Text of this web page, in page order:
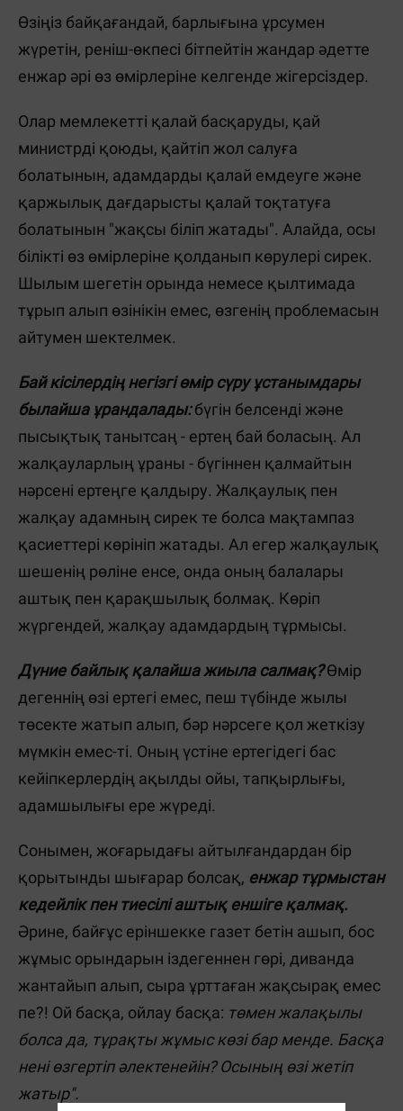
Өзіңіз байқағандай, барлығына ұрсумен
жүретін, реніш-өкпесі бітпейтін жандар әдетте
енжар әрі өз өмірлеріне келгенде жігерсіздер.
Олар мемлекетті қалай басқаруды, қай
министрді қоюды, қайтіп жол салуға
болатынын, адамдарды қалай емдеуге және
қаржылық дағдарысты қалай тоқтатуға
болатынын "жақсы біліп жатады". Алайда, осы
білікті өз өмірлеріне қолданып көрулері сирек.
Шылым шегетін орында немесе қылтимада
тұрып алып өзінікін емес, өзгенің проблемасын
айтумен шектелмек.
Бай кісілердің негізгі өмір сүру ұстанымдары
былайша ұрандалады:бүгін белсенді және
пысықтық танытсаң - ертең бай боласың. Ал
жалқауларлың ұраны - бүгіннен қалмайтын
нәрсені ертеңге қалдыру. Жалқаулық пен
жалқау адамның сирек те болса мақтампаз
қасиеттері көрініп жатады. Ал егер жалқаулық
шешенің рөліне енсе, онда оның балалары
аштық пен қарақшылық болмақ. Көріп
жүргендей, жалқау адамдардың тұрмысы.
Дүние байлық қалайша жиыла салмақ?Өмір
дегеннің өзі ертегі емес, пеш түбінде жылы
төсекте жатып алып, бәр нәрсеге қол жеткізу
мүмкін емес-ті. Оның үстіне ертегідегі бас
кейіпкерлердің ақылды ойы, тапқырлығы,
адамшылығы ере жүреді.
Сонымен, жоғарыдағы айтылғандардан бір
қорытынды шығарар болсақ, енжар тұрмыстан
кедейлік пен тиесілі аштық еншіге қалмақ.
Әрине, байғұс еріншекке газет бетін ашып, бос
жұмыс орындарын іздегеннен гөрі, диванда
жантайып алып, сыра ұрттаған жақсырақ емес
пе?! Ой басқа, ойлау басқа: төмен жалақылы
болса да, тұрақты жұмыс көзі бар менде. Басқа
нені өзгертіп әлектенейін? Осының өзі жетіп
жатыр".